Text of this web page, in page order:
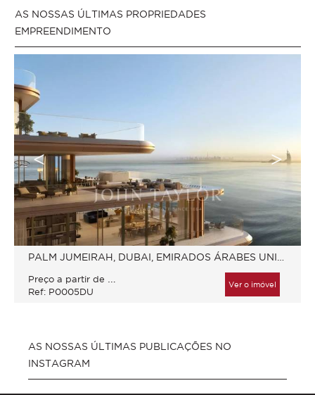
AS NOSSAS ÚLTIMAS PROPRIEDADES
EMPREENDIMENTO
Ref: P0005DU
Ver o imóvel
AS NOSSAS ÚLTIMAS PUBLICAÇÕES NO
INSTAGRAM